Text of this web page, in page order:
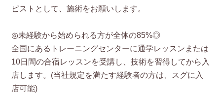
ピストとして、施術をお願いします。
◎未経験から始められる方が全体の85%◎
全国にあるトレーニングセンターに通学レッスンまたは
10日間の合宿レッスンを受講し、技術を習得してから入
店します。(当社規定を満たす経験者の方は、スグに入
店可能)